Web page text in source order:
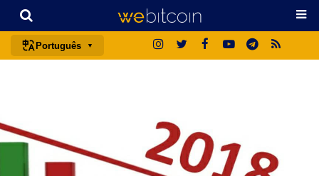
Português
français
italiano